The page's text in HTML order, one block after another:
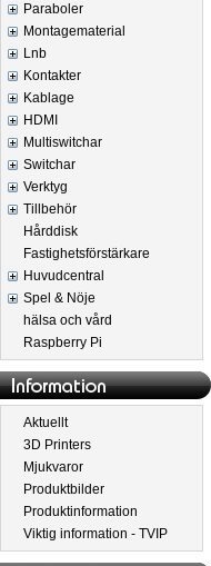
Paraboler
Montagematerial
Lnb
Kontakter
Kablage
HDMI
Multiswitchar
Switchar
Verktyg
Tillbehör
Hårddisk
Fastighetsförstärkare
Huvudcentral
Spel & Nöje
hälsa och vård
Raspberry Pi
Aktuellt
3D Printers
Mjukvaror
Produktbilder
Produktinformation
Viktig information - TVIP